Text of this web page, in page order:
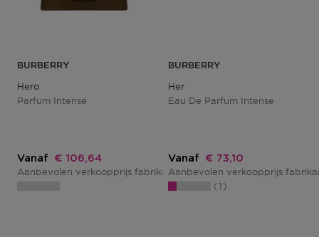
BURBERRY
Hero
Parfum Intense
Vanaf Kortingsprijs
€ 106,64
Aanbevolen verkoopprijs fabrikant€ 124,00
BURBERRY
Her
Eau De Parfum Intense
Vanaf Kortingsprijs
€ 73,10
Aanbevolen verkoopprijs
1